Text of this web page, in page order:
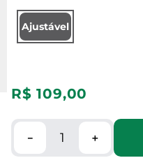
Ajustável
R$ 109,00
＋
－